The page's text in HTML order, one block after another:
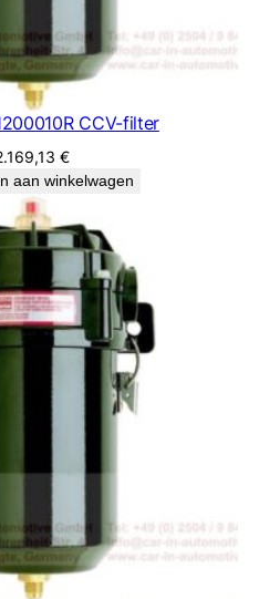
CCV-filter
€
aan winkelwagen